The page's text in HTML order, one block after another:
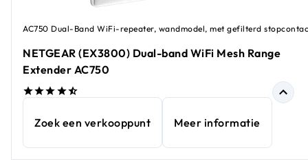
AC750 Dual-Band WiFi-repeater, wandmodel, met gefilterd
NETGEAR (EX3800) Dual-band WiFi Mesh Range
Extender AC750
Zoek een verkooppunt Meer informatie